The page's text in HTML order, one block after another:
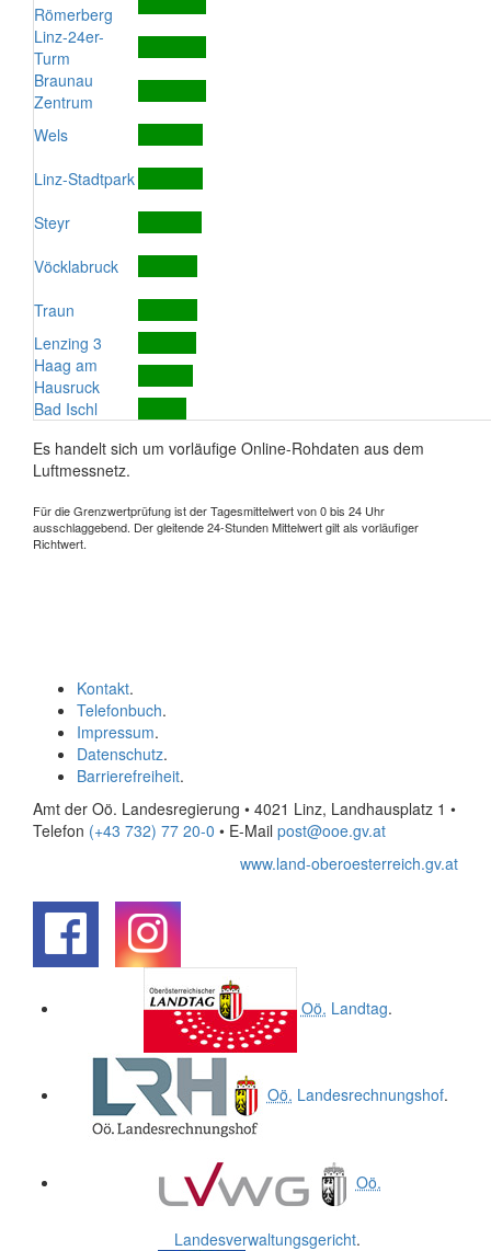
Römerberg
Linz-24er-
Turm
Braunau
Zentrum
Wels
Linz-Stadtpark
Steyr
Vöcklabruck
Traun
Lenzing 3
Haag am
Hausruck
Bad Ischl
Es handelt sich um vorläufige Online-Rohdaten aus dem
Luftmessnetz.
Für die Grenzwertprüfung ist der Tagesmittelwert von 0 bis 24 Uhr
ausschlaggebend. Der gleitende 24-Stunden Mittelwert gilt als vorläufiger
Richtwert.
Kontakt.
Telefonbuch.
Impressum.
Datenschutz.
Barrierefreiheit.
Amt der Oö. Landesregierung • 4021 Linz, Landhausplatz 1 •
Telefon (+43 732) 77 20-0 • E-Mail post@ooe.gv.at
www.land-oberoesterreich.gv.at
Oö. Landtag.
Oö. Landesrechnungshof.
Oö.
Landesverwaltungsgericht.